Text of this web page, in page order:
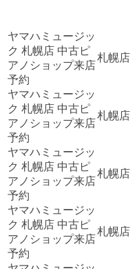
ヤマハミュージッ
ク 札幌店 中古ピ
アノショップ来店
予約
札幌店
ヤマハミュージッ
ク 札幌店 中古ピ
アノショップ来店
予約
札幌店
ヤマハミュージッ
ク 札幌店 中古ピ
アノショップ来店
予約
札幌店
ヤマハミュージッ
ク 札幌店 中古ピ
アノショップ来店
予約
札幌店